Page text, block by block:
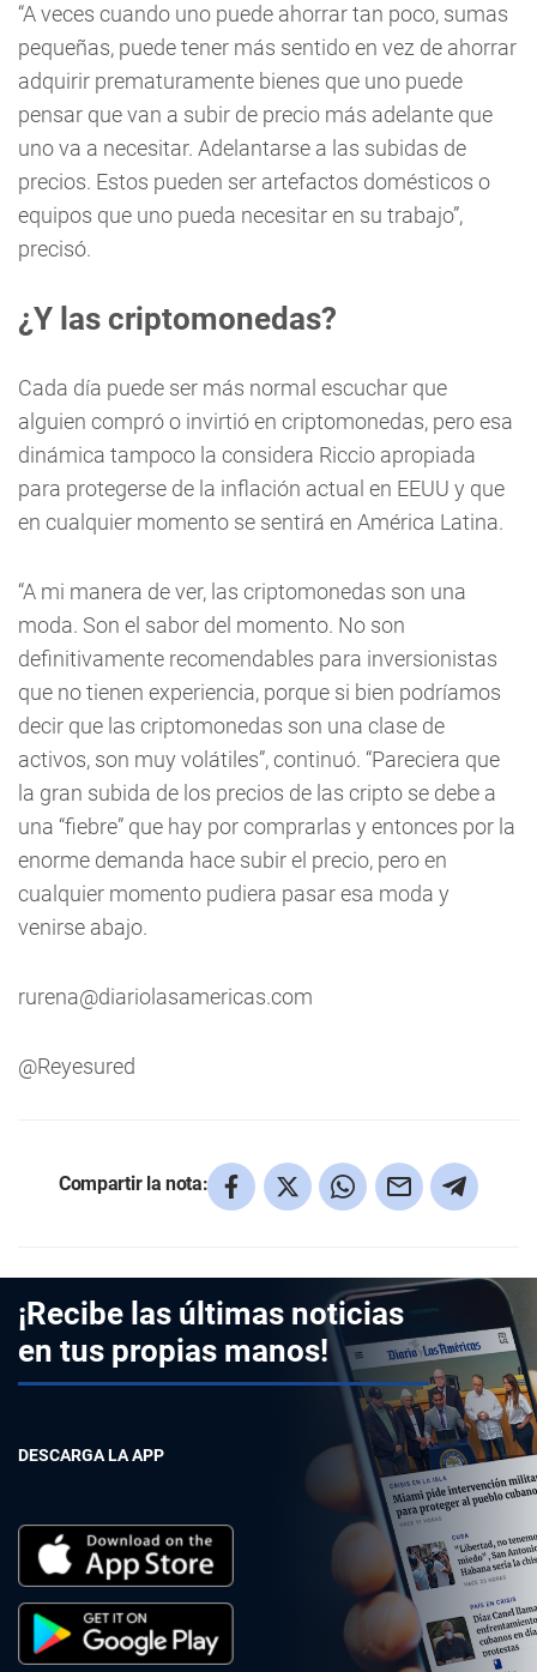
“A veces cuando uno puede ahorrar tan poco, sumas
pequeñas, puede tener más sentido en vez de ahorrar
adquirir prematuramente bienes que uno puede
pensar que van a subir de precio más adelante que
uno va a necesitar. Adelantarse a las subidas de
precios. Estos pueden ser artefactos domésticos o
equipos que uno pueda necesitar en su trabajo”,
precisó.
¿Y las criptomonedas?
Cada día puede ser más normal escuchar que
alguien compró o invirtió en criptomonedas, pero esa
dinámica tampoco la considera Riccio apropiada
para protegerse de la inflación actual en EEUU y que
en cualquier momento se sentirá en América Latina.
“A mi manera de ver, las criptomonedas son una
moda. Son el sabor del momento. No son
definitivamente recomendables para inversionistas
que no tienen experiencia, porque si bien podríamos
decir que las criptomonedas son una clase de
activos, son muy volátiles”, continuó. “Pareciera que
la gran subida de los precios de las cripto se debe a
una “fiebre” que hay por comprarlas y entonces por la
enorme demanda hace subir el precio, pero en
cualquier momento pudiera pasar esa moda y
venirse abajo.
rurena@diariolasamericas.com
@Reyesured
Compartir la nota:
¡Recibe las últimas noticias
en tus propias manos!
DESCARGA LA APP